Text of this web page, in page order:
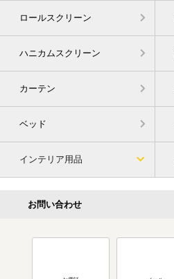
ロールスクリーン
ハニカムスクリーン
カーテン
ベッド
インテリア用品
お問い合わせ